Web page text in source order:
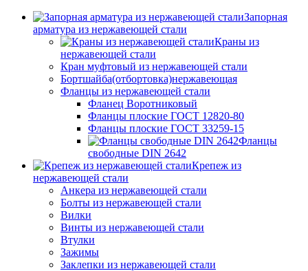
Запорная
арматура из нержавеющей стали
Краны из
нержавеющей стали
Кран муфтовый из нержавеющей стали
Бортшайба(отбортовка)нержавеющая
Фланцы из нержавеющей стали
Фланец Воротниковый
Фланцы плоские ГОСТ 12820-80
Фланцы плоские ГОСТ 33259-15
Фланцы
свободные DIN 2642
Крепеж из
нержавеющей стали
Анкера из нержавеющей стали
Болты из нержавеющей стали
Вилки
Винты из нержавеющей стали
Втулки
Зажимы
Заклепки из нержавеющей стали